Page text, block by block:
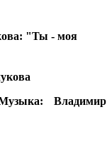
"Ты - моя
Владимир